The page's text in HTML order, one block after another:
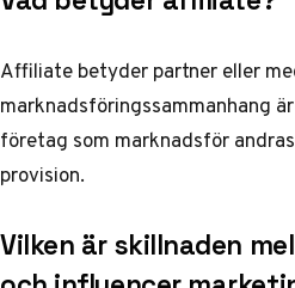
Affiliate betyder partner eller
marknadsföringssammanhang
företag som marknadsför
provision.
Vilken är skillnaden